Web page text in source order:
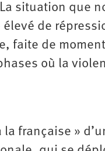
situation que
de
faite de
où la
française »